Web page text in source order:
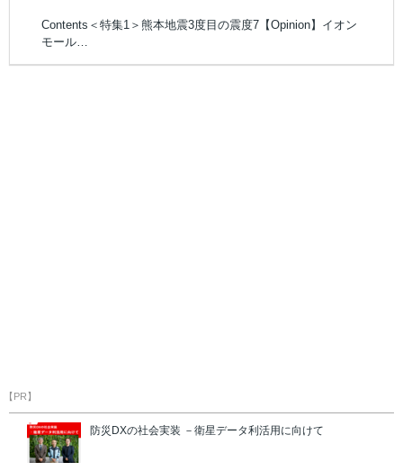
Contents＜特集1＞熊本地震3度目の震度7【Opinion】イオン
モール…
【PR】
防災DXの社会実装 －衛星データ利活用に向けて